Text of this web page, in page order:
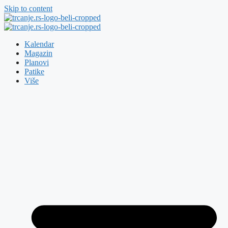
Skip to content
Kalendar
Magazin
Planovi
Patike
Više